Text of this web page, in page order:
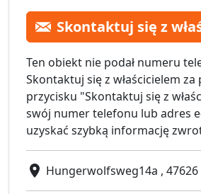
Skontaktuj się z
Ten obiekt nie podał numeru
Skontaktuj się z właścicielem za
przycisku "Skontaktuj się z
swój numer telefonu lub adres
uzyskać szybką informację
Hungerwolfsweg14a , 47626